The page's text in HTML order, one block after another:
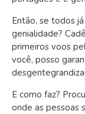
Então, se todos
genialidade?
primeiros voos
você, posso
E como faz?
onde as pessoas